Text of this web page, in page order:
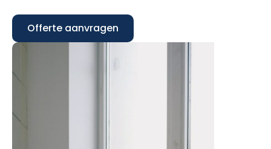
Offerte aanvragen